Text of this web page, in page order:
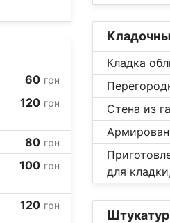
60 грн
120 грн
80 грн
100 грн
120 грн
Кладка
Стена из
для